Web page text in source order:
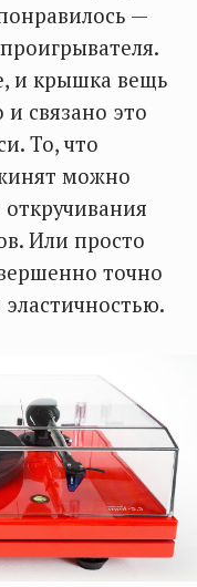
—
и крышка вещь
связано это
То, что
можно
откручивания
Или просто
точно